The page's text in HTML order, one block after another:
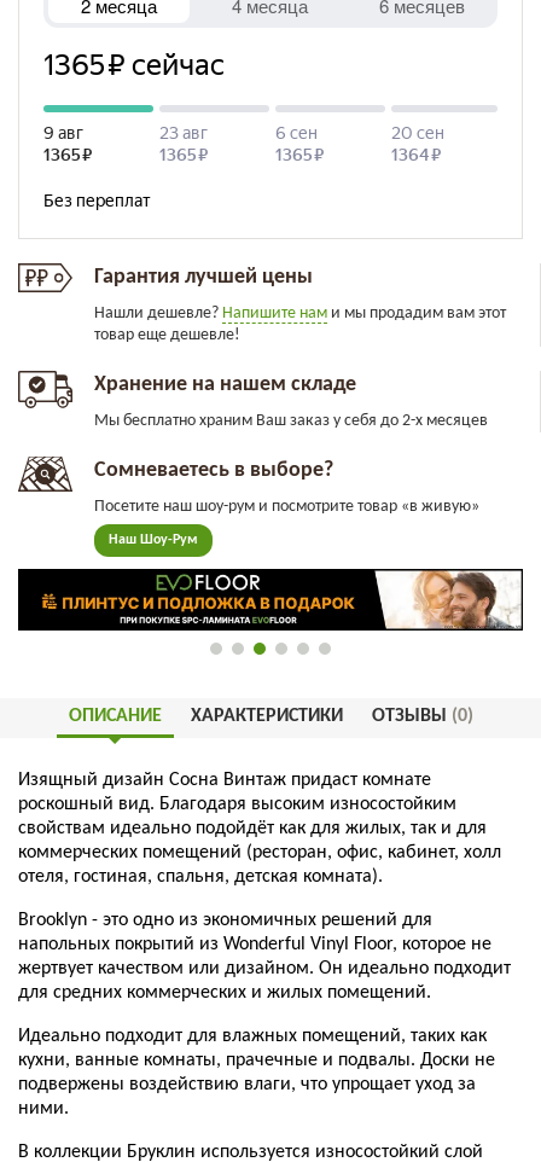
Гарантия лучшей цены
Нашли дешевле? Напишите нам и мы продадим вам этот
товар еще дешевле!
Хранение на нашем складе
Мы бесплатно храним Ваш заказ у себя до 2-х месяцев
Сомневаетесь в выборе?
Посетите наш шоу-рум и посмотрите товар «в живую»
Наш Шоу-Рум
ОПИСАНИЕ ХАРАКТЕРИСТИКИ ОТЗЫВЫ (0)
Изящный дизайн Сосна Винтаж придаст комнате
роскошный вид. Благодаря высоким износостойким
свойствам идеально подойдёт как для жилых, так и для
коммерческих помещений (ресторан, офис, кабинет, холл
отеля, гостиная, спальня, детская комната).
Brooklyn - это одно из экономичных решений для
напольных покрытий из Wonderful Vinyl Floor, которое не
жертвует качеством или дизайном. Он идеально подходит
для средних коммерческих и жилых помещений.
Идеально подходит для влажных помещений, таких как
кухни, ванные комнаты, прачечные и подвалы. Доски не
подвержены воздействию влаги, что упрощает уход за
ними.
В коллекции Бруклин используется износостойкий слой